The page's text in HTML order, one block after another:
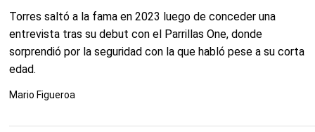
Torres saltó a la fama en 2023 luego de conceder una
entrevista tras su debut con el Parrillas One, donde
sorprendió por la seguridad con la que habló pese a su corta
edad.
Mario Figueroa